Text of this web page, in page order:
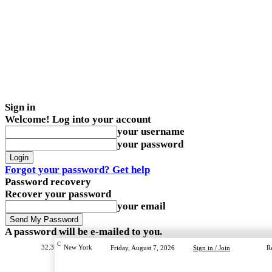
Sign in
Welcome! Log into your account
your username
your password
Forgot your password? Get help
Password recovery
Recover your password
your email
A password will be e-mailed to you.
32.3 C New York Friday, August 7, 2026 Sign in / Join